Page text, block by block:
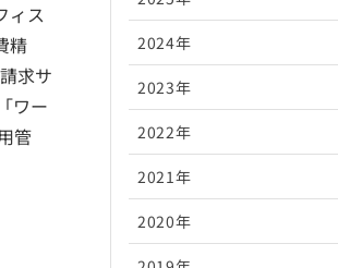
ィス
精
求サ
ワー
管
2026年7月
2026年6月
2026年5月
2026年4月
2026年3月
2025年12月
2025年11月
2025年10月
2025年9月
2025年8月
2024年
2024年12月
2024年11月
2024年10月
2024年9月
2023年
2023年12月
2023年11月
2023年10月
2022年
2022年12月
2022年11月
2021年
2021年12月
2020年